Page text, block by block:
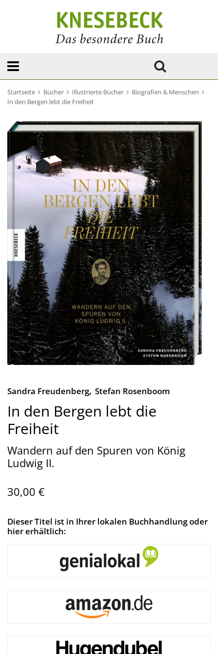
Startseite Bücher Illustrierte Bücher
Biografien & Menschen
In den Bergen lebt die Freiheit
Sandra Freudenberg, Stefan Rosenboom
In den Bergen lebt die
Freiheit
Wandern auf den Spuren von König
Ludwig II.
30,00 €
Dieser Titel ist in Ihrer lokalen Buchhandlung oder
hier erhältlich: